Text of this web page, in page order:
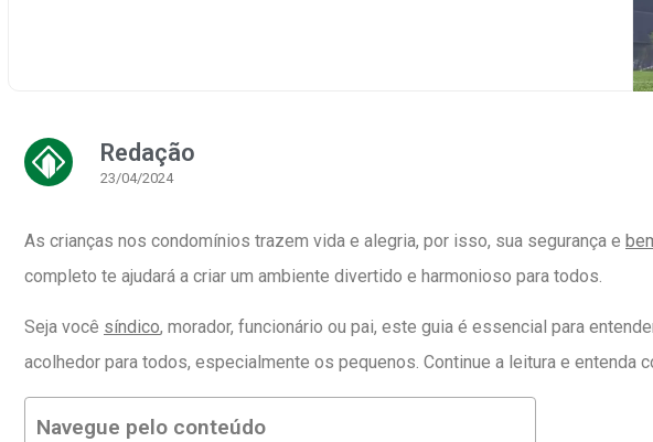
Redação
23/04/2024
As crianças nos condomínios trazem vida e alegria, por isso, sua segurança e
completo te ajudará a criar um ambiente divertido e harmonioso para todos.
Seja você síndico, morador, funcionário ou pai, este guia é essencial para
acolhedor para todos, especialmente os pequenos. Continue a leitura e entenda
Navegue pelo conteúdo